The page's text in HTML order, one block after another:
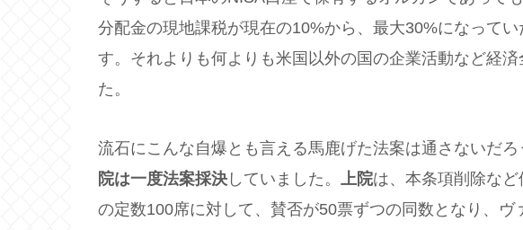
分配金の現地課税が現在の10%から、最大30%になって
す。それよりも何よりも米国以外の国の企業活動など経
た。
流石にこんな自爆とも言える馬鹿げた法案は通さないだろ
院は一度法案採決 していました。 上院は、本条項削除など
の定数100席に対して、賛否が50票ずつの同数となり、ヴ